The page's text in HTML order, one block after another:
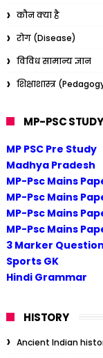
कौन क्या है
रोग (Disease)
विविध सामान्य ज्ञान
शिक्षाशास्त्र
MP-PSC
MP PSC Pre Study
Madhya Pradesh
MP-Psc Mains
MP-Psc Mains
MP-Psc Mains
MP-Psc Mains
3 Marker
Sports GK
Hindi Grammar
HISTORY
Ancient Indian